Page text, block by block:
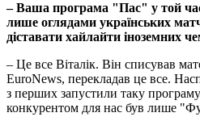
– Ваша програма "Пас" у той
лише оглядами українських
діставати хайлайти іноземних
– Це все Віталік. Він списував
EuroNews, перекладав це все.
з перших запустили таку
конкурентом для нас був лише